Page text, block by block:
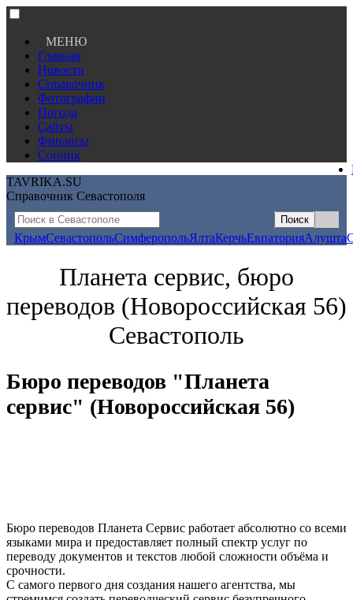
МЕНЮ
Главная
Новости
Справочник
Фотографии
Погода
Сайты
Финансы
Сонник
TAVRIKA.SU
Справочник Севастополя
КрымСевастопольСимферопольЯлтаКерчьЕвпаторияАлушта
Планета сервис, бюро
переводов (Новороссийская 56)
Севастополь
Бюро переводов "Планета
сервис" (Новороссийская 56)
Бюро переводов Планета Сервис работает абсолютно со всеми
языками мира и предоставляет полный спектр услуг по
переводу документов и текстов любой сложности объёма и
срочности.
С самого первого дня создания нашего агентства, мы